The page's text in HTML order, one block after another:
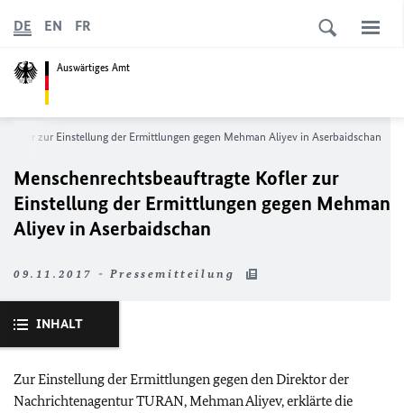
Auswärtiges Amt
DE EN FR
Kofler zur Einstellung der Ermittlungen gegen Mehman Aliyev in Aserbaidschan
Menschenrechtsbeauftragte Kofler zur
Einstellung der Ermittlungen gegen Mehman
Aliyev in Aserbaidschan
09.11.2017 - Pressemitteilung
INHALT
Zur Einstellung der Ermittlungen gegen den Direktor der
Nachrichtenagentur TURAN, Mehman Aliyev, erklärte die